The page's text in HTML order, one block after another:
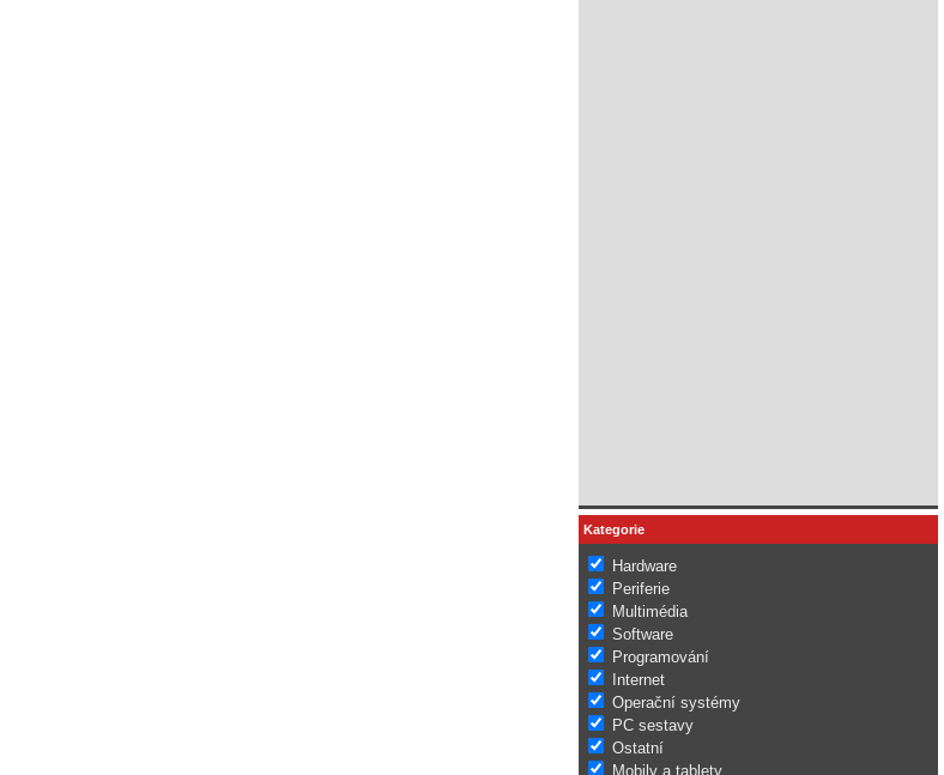
Kategorie
Hardware
Periferie
Multimédia
Software
Programování
Internet
Operační systémy
PC sestavy
Ostatní
Mobily a tablety